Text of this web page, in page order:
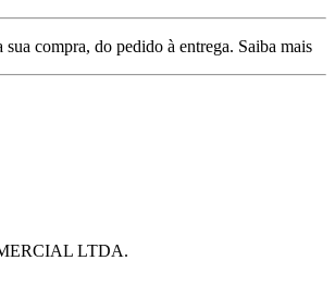
sua compra, do pedido à entrega. Saiba mais
LTDA.